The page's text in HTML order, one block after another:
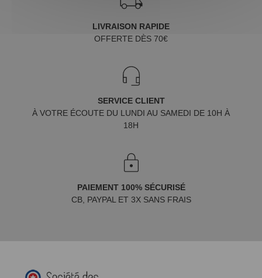
LIVRAISON RAPIDE
OFFERTE DÈS 70€
SERVICE CLIENT
À VOTRE ÉCOUTE DU LUNDI AU SAMEDI DE 10H À
18H
PAIEMENT 100% SÉCURISÉ
CB, PAYPAL ET 3X SANS FRAIS